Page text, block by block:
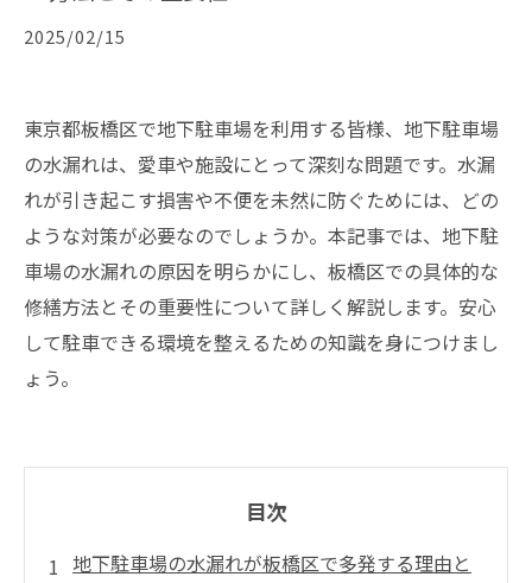
2025/02/15
東京都板橋区で地下駐車場を利用する皆様、地下駐車場
の水漏れは、愛車や施設にとって深刻な問題です。水漏
れが引き起こす損害や不便を未然に防ぐためには、どの
ような対策が必要なのでしょうか。本記事では、地下駐
車場の水漏れの原因を明らかにし、板橋区での具体的な
修繕方法とその重要性について詳しく解説します。安心
して駐車できる環境を整えるための知識を身につけまし
ょう。
目次
地下駐車場の水漏れが板橋区で多発する理由と